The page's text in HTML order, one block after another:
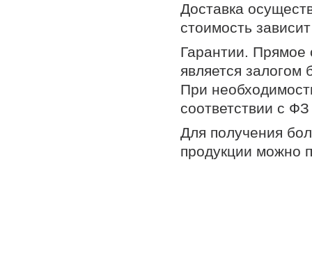
Доставка
стоимость
Гарантии. Прямое
является залогом
При
соответствии с
Для получения
продукции можно